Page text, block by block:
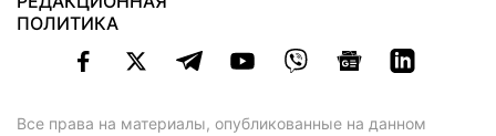
ПОЛИТИКА
Все права на материалы, опубликованные на данном